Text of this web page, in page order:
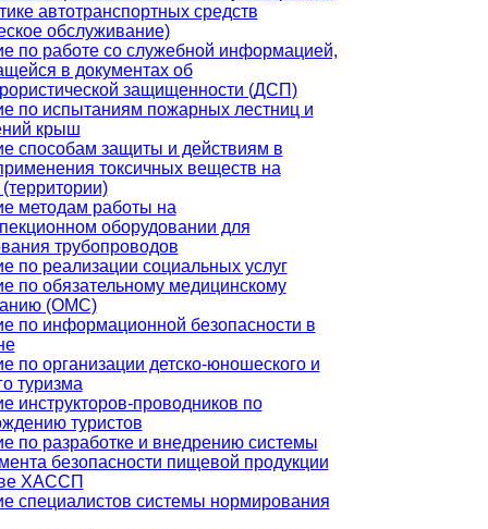
автотранспортных средств
обслуживание)
по работе со служебной информацией,
в документах об
защищенности (ДСП)
по испытаниям пожарных лестниц и
крыш
способам защиты и действиям в
токсичных веществ на
методам работы на
оборудовании для
трубопроводов
по реализации социальных услуг
по обязательному медицинскому
(ОМС)
по информационной безопасности в
по организации детско-юношеского и
туризма
инструкторов-проводников по
туристов
по разработке и внедрению системы
безопасности пищевой продукции
ХАССП
специалистов системы нормирования